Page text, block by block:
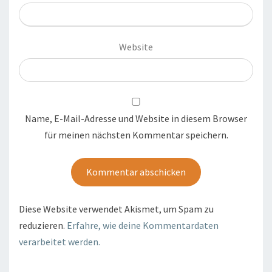
Website
Name, E-Mail-Adresse und Website in diesem Browser
für meinen nächsten Kommentar speichern.
Diese Website verwendet Akismet, um Spam zu
reduzieren. Erfahre, wie deine Kommentardaten
verarbeitet werden.